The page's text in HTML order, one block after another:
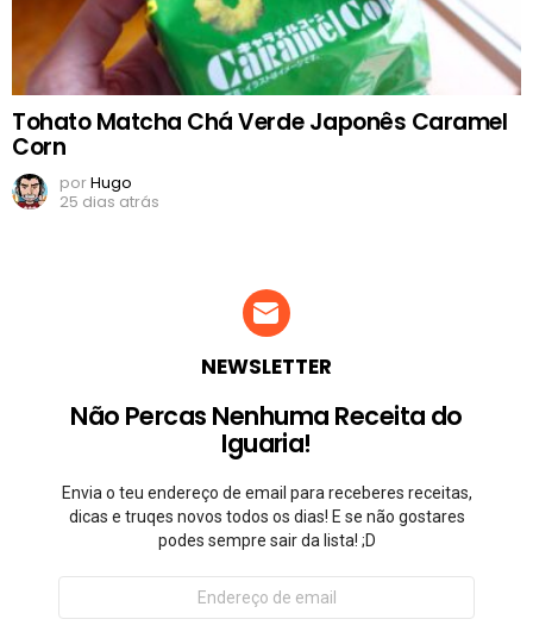
Tohato Matcha Chá Verde Japonês Caramel
Corn
porHugo
25 dias atrás
NEWSLETTER
Não Percas Nenhuma Receita do
Iguaria!
Envia o teu endereço de email para receberes receitas,
dicas e truqes novos todos os dias! E se não gostares
podes sempre sair da lista! ;D
Endereço
email